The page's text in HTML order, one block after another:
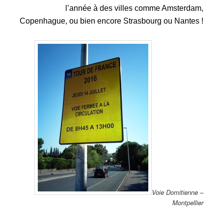
l’année à des villes comme Amsterdam,
Copenhague, ou bien encore Strasbourg ou Nantes !
Voie Domitienne –
Montpellier